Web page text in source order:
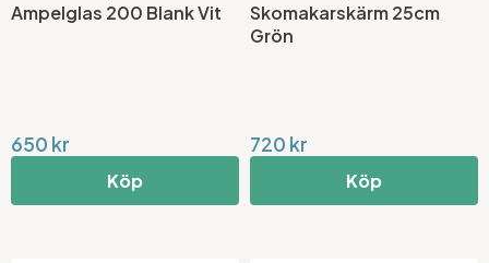
Ampelglas 200 Blank Vit
650 kr
Köp
Skomakarskärm 25cm
Grön
720 kr
Köp